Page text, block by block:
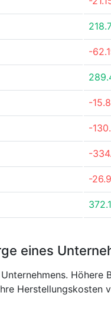
-
-
-
-
-
eines
Höhere
Herstellungskosten